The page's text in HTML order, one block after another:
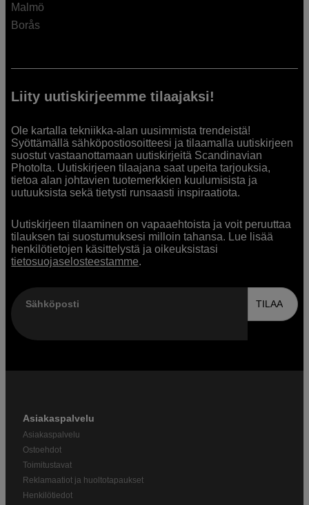
Malmö
Borås
Liity uutiskirjeemme tilaajaksi!
Ole kartalla tekniikka-alan uusimmista trendeistä!
Syöttämällä sähköpostiosoitteesi ja tilaamalla uutiskirjeen
suostut vastaanottamaan uutiskirjeitä Scandinavian
Photolta. Uutiskirjeen tilaajana saat upeita tarjouksia,
tietoa alan johtavien tuotemerkkien kuulumisista ja
uutuuksista sekä tietysti runsaasti inspiraatiota.
Uutiskirjeen tilaaminen on vapaaehtoista ja voit peruuttaa
tilauksen tai suostumuksesi milloin tahansa. Lue lisää
henkilötietojen käsittelystä ja oikeuksistasi
tietosuojaselosteestamme.
Sähköposti TILAA
Asiakaspalvelu
Asiakaspalvelu
Ostoehdot
Toimitustavat
Reklamaatiot ja huoltotapaukset
Henkilötiedot